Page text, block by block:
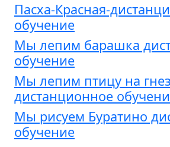
Пасха-Красная-
обучение
Мы лепим барашка
обучение
Мы лепим птицу на
дистанционное
Мы рисуем Буратино
обучение